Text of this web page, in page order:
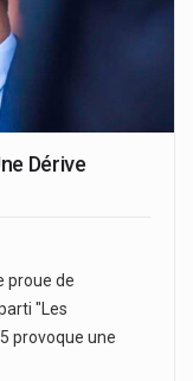
Dérive
proue de
"Les
provoque une